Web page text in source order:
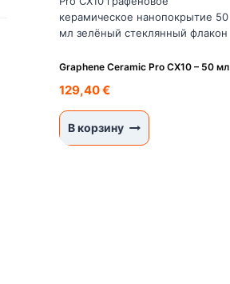
Graphene Ceramic Pro CX10 – 50 мл
129,40€
В корзину